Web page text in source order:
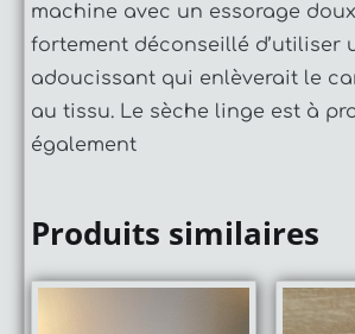
machine avec un essorage
fortement déconseillé d’utiliser
adoucissant qui enlèverait le
au tissu. Le sèche linge est à
également
Produits similaires